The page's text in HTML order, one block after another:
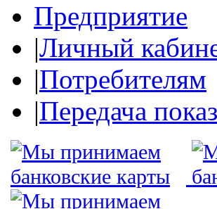
Предприятие
|Личный
|Потребителям
|Передача